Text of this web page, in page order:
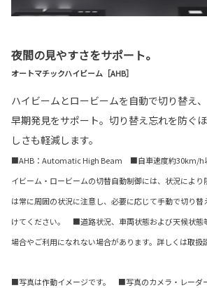
夜間の見やすさをサポート。
オートマチックハイビーム［AHB］
ハイビームとロービームを自動で切り替え
早期発見をサポート。切り替え忘れを防ぐ
しさも軽減します。
■AHB：Automatic High Beam ■自車速度約30km/h
イビーム・ロービームの切替自動制御には、状況により
は常に周囲の状況に注意し、必要に応じて手動で切り
けてください。 ■道路状況、車両状態および天候状態
場合やご利用になれない場合があります。詳しくは取扱
■写真は作動イメージです。 ■写真のカメラ・レーダ